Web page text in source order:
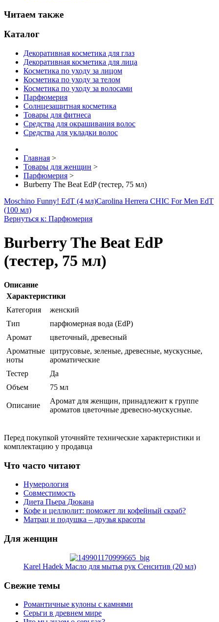
Читаем также
Каталог
Декоративная косметика для глаз
Декоративная косметика для лица
Косметика по уходу за лицом
Косметика по уходу за телом
Косметика по уходу за волосами
Парфюмерия
Солнцезащитная косметика
Товары для фитнеса
Средства для окрашивания волос
Средства для укладки волос
Главная >
Товары для женщин >
Парфюмерия >
Burberry The Beat EdP (тестер, 75 мл)
Moschino Funny! EdT (4 мл)Carolina Herrera CHIC For Men EdT
(100 мл)
Вернуться к: Парфюмерия
Burberry The Beat EdP
(тестер, 75 мл)
Описание
Характеристики
Категория
женский
Тип
парфюмерная вода (EdP)
Аромат
цветочный, древесный
Ароматные
ноты
цитрусовые, зеленые, древесные, мускусные,
ароматические
Тестер
Да
Объем
75 мл
Описание
Аромат для женщин, принадлежит к группе
ароматов цветочные древесно-мускусные.
Перед покупкой уточняйте технические характеристики и
комплектацию у продавца
Что часто читают
Нумерология
Совместимость
Диета Пьера Дюкана
Кофе и целлюлит: поможет ли кофейный скраб?
Матрац и подушка – друзья красоты
Для женщин
Karel Hadek Масло для мытья рук Сенситив (20 мл)
Свежие темы
Романтичные кулоны с камнями
Серьги в древнем мире